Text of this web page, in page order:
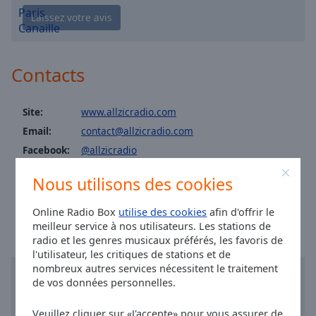
Nous utilisons des cookies
Online Radio Box utilise des cookies afin d'offrir le
meilleur service à nos utilisateurs. Les stations de
radio et les genres musicaux préférés, les favoris de
l'utilisateur, les critiques de stations et de
nombreux autres services nécessitent le traitement
de vos données personnelles.
Veuillez cliquer sur «J'accepte» pour vous assurer de
Area
Background
Opacity
Font
Family
Allzic Radio Fitness
Allzic Radio Années 70
Allzic Radio Classic Piano
Allzic Radio Chill Out
Allzic Radio Classic Violon
Allzic Radio Comédies Musicales
Allzic Radio Disney
Allzic Radio Live FR
Allzic Radio Live GOLD
Allzic Radio Pop Queens
Contacts
Site:
www.allzicradio.com
Email:
contact@allzicradio.com
Facebook:
@allzicradio
Heure à Lyon:06:13,08.08.2026